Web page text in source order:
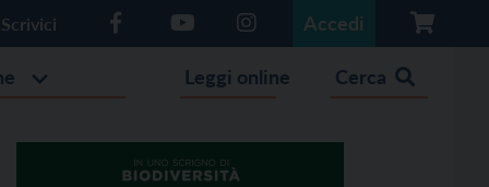
Scrivici Accedi
Leggi online Cerca